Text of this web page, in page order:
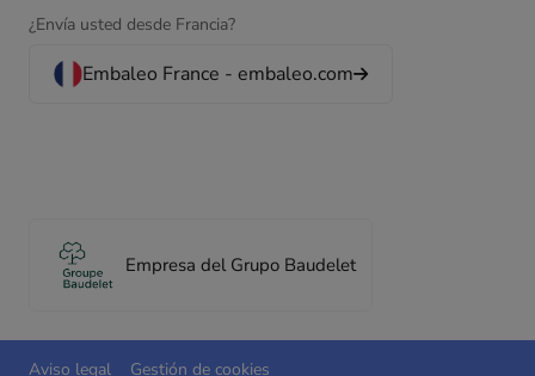
¿Envía usted desde Francia?
Embaleo France - embaleo.com
Empresa del Grupo Baudelet
Aviso legal Gestión de cookies